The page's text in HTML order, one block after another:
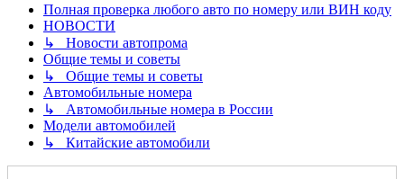
Полная проверка любого авто по номеру или ВИН коду
НОВОСТИ
↳ Новости автопрома
Общие темы и советы
↳ Общие темы и советы
Автомобильные номера
↳ Автомобильные номера в России
Модели автомобилей
↳ Китайские автомобили